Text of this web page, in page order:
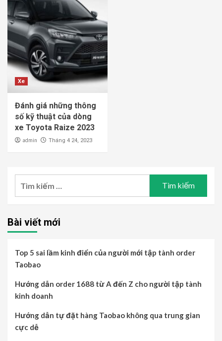
Xe
Đánh giá những thông
số kỹ thuật của dòng
xe Toyota Raize 2023
admin Tháng 4 24, 2023
Bài viết mới
Top 5 sai lầm kinh điển của người mới tập tành order
Taobao
Hướng dẫn order 1688 từ A đến Z cho người tập tành
kinh doanh
Hướng dẫn tự đặt hàng Taobao không qua trung gian
cực dễ